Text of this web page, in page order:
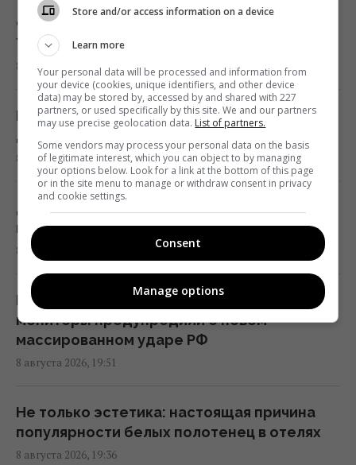
В ЕС предложили новую схему
конфискации замороженных активов РФ, –
FAZ
19:19 суббота, 08 августа 2026
Маск не разрешил Украине использовать
Starlink для ударов по России, - The Atlantic
19:19 суббота, 08 августа 2026
Турция закрыла Черное море для судов,
которые шли в Россию и Украину, -
Bloomberg
19:00 суббота, 08 августа 2026
Пессимизм вернулся в Украину: аналитик
предостерег от ошибочного взгляда на
18:43 суббота, 08 августа 2026
"Молимся, когда везем пациента": медики
Опасается эскалации войны: Маск отказал
Украине в важной помощи
8 августа 2026, 20:20
Не только по отчеству: как в Украине
давали фамилии внебрачным детям
8 августа 2026, 20:13
Девушка спокойно плавала в море, а затем
поняла, что рядом нечто опасное
8 августа 2026, 20:01
Целью станут сразу несколько городов:
мониторы предупредили о новом
массированном ударе РФ
8 августа 2026, 19:51
Не только эстетика: настоящая причина
популярности белых полотенец в отелях
8 августа 2026, 19:36
Store and/or access information on a device
Learn more
Your personal data will be processed and information from
your device (cookies, unique identifiers, and other device
data) may be stored by, accessed by and shared with 227
partners, or used specifically by this site. We and our partners
may use precise geolocation data. List of partners.
Some vendors may process your personal data on the basis
of legitimate interest, which you can object to by managing
your options below. Look for a link at the bottom of this page
or in the site menu to manage or withdraw consent in privacy
and cookie settings.
Consent
Manage options